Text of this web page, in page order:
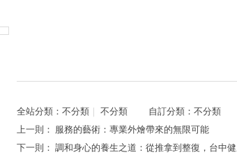
全站分類： 不分類 不分類 自訂分類： 不分類
上一則： 服務的藝術：專業外燴帶來的無限可能
下一則： 調和身心的養生之道：從推拿到整復，台中